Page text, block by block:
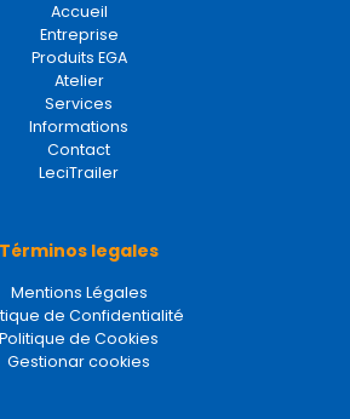
Accueil
Entreprise
Produits EGA
Atelier
Services
Informations
Contact
LeciTrailer
Términos legales
Mentions Légales
de Confidentialité
Politique de Cookies
Gestionar cookies